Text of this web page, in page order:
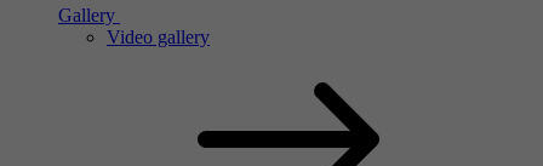
Gallery
Video gallery